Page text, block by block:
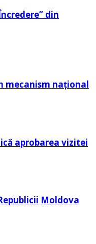
din
mecanism național
aprobarea vizitei
Moldova